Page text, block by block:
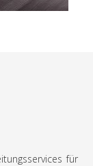
für